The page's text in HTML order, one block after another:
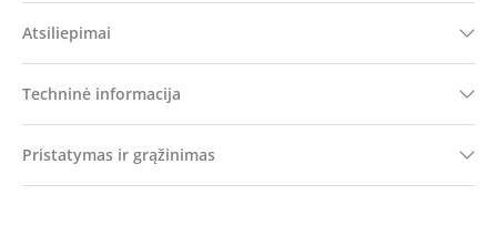
Atsiliepimai
Techninė informacija
Pristatymas ir grąžinimas